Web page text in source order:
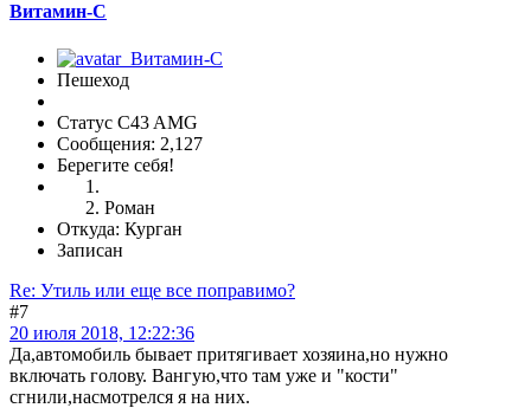
Витамин-С
Пешеход
Статус C43 AMG
Сообщения: 2,127
Берегите себя!
Роман
Откуда: Курган
Записан
Re: Утиль или еще все поправимо?
#7
20 июля 2018, 12:22:36
Да,автомобиль бывает притягивает хозяина,но нужно
включать голову. Вангую,что там уже и "кости"
сгнили,насмотрелся я на них.